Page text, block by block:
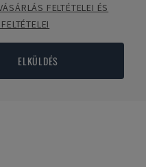
FELTÉTELEI ÉS
ELKÜLDÉS